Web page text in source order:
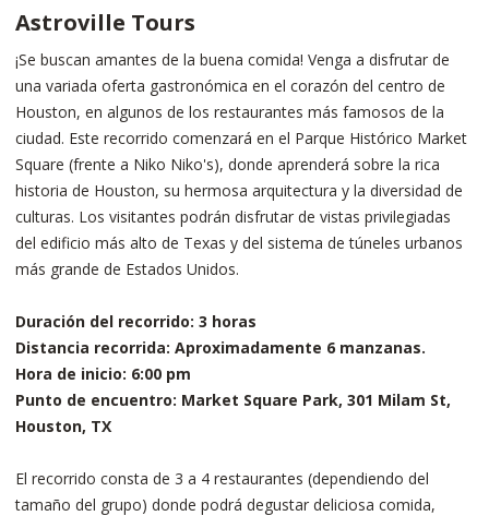
Astroville Tours
¡Se buscan amantes de la buena comida! Venga a disfrutar de
una variada oferta gastronómica en el corazón del centro de
Houston, en algunos de los restaurantes más famosos de la
ciudad. Este recorrido comenzará en el Parque Histórico Market
Square (frente a Niko Niko's), donde aprenderá sobre la rica
historia de Houston, su hermosa arquitectura y la diversidad de
culturas. Los visitantes podrán disfrutar de vistas privilegiadas
del edificio más alto de Texas y del sistema de túneles urbanos
más grande de Estados Unidos.
Duración del recorrido: 3 horas
Distancia recorrida: Aproximadamente 6 manzanas.
Hora de inicio: 6:00 pm
Punto de encuentro: Market Square Park, 301 Milam St,
Houston, TX
El recorrido consta de 3 a 4 restaurantes (dependiendo del
tamaño del grupo) donde podrá degustar deliciosa comida,